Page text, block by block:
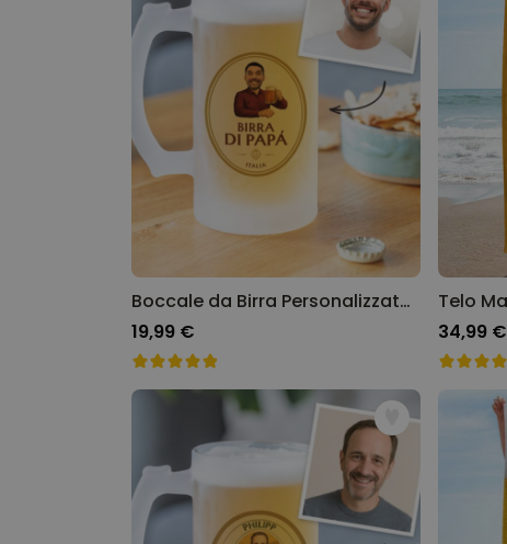
Boccale da Birra Personalizzato con Logo e Faccia
19,99 €
34,99 €